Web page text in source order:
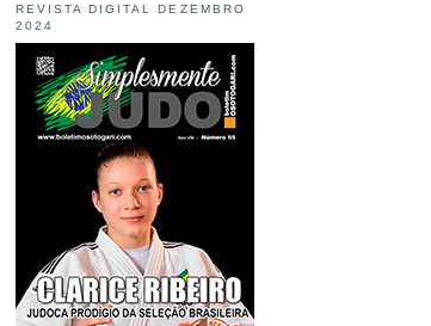
REVISTA DIGITAL DEZEMBRO
2024